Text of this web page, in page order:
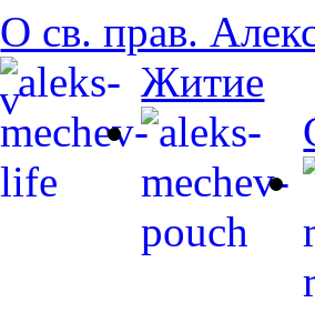
О св. прав.
Житие